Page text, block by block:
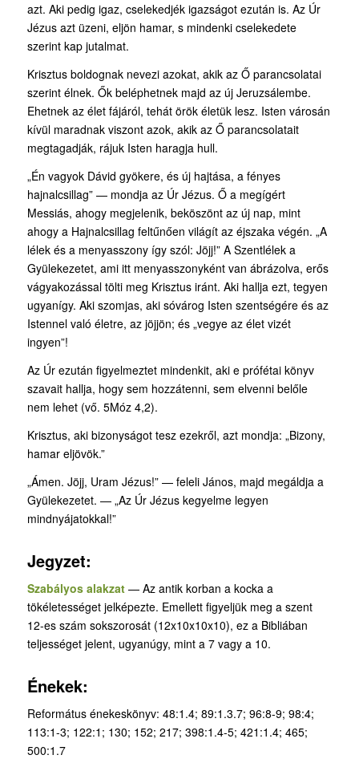
azt. Aki pedig igaz, cselekedjék igazságot ezután is. Az Úr
Jézus azt üzeni, eljön hamar, s mindenki cselekedete
szerint kap jutalmat.
Krisztus boldognak nevezi azokat, akik az Ő parancsolatai
szerint élnek. Ők beléphetnek majd az új Jeruzsálembe.
Ehetnek az élet fájáról, tehát örök életük lesz. Isten városán
kívül maradnak viszont azok, akik az Ő parancsolatait
megtagadják, rájuk Isten haragja hull.
„Én vagyok Dávid gyökere, és új hajtása, a fényes
hajnalcsillag” — mondja az Úr Jézus. Ő a megígért
Messiás, ahogy megjelenik, beköszönt az új nap, mint
ahogy a Hajnalcsillag feltűnően világít az éjszaka végén. „A
lélek és a menyasszony így szól: Jöjj!” A Szentlélek a
Gyülekezetet, ami itt menyasszonyként van ábrázolva, erős
vágyakozással tölti meg Krisztus iránt. Aki hallja ezt, tegyen
ugyanígy. Aki szomjas, aki sóvárog Isten szentségére és az
Istennel való életre, az jöjjön; és „vegye az élet vizét
ingyen”!
Az Úr ezután figyelmeztet mindenkit, aki e prófétai könyv
szavait hallja, hogy sem hozzátenni, sem elvenni belőle
nem lehet (vő. 5Móz 4,2).
Krisztus, aki bizonyságot tesz ezekről, azt mondja: „Bizony,
hamar eljövök.”
„Ámen. Jöjj, Uram Jézus!” — feleli János, majd megáldja a
Gyülekezetet. — „Az Úr Jézus kegyelme legyen
mindnyájatokkal!”
Jegyzet:
Szabályos alakzat — Az antik korban a kocka a
tökéletességet jelképezte. Emellett figyeljük meg a szent
12-es szám sokszorosát (12x10x10x10), ez a Bibliában
teljességet jelent, ugyanúgy, mint a 7 vagy a 10.
Énekek:
Református énekeskönyv: 48:1.4; 89:1.3.7; 96:8-9; 98:4;
113:1-3; 122:1; 130; 152; 217; 398:1.4-5; 421:1.4; 465;
500:1.7